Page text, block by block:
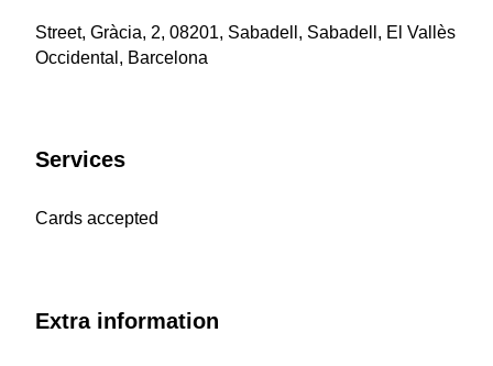
Street, Gràcia, 2, 08201, Sabadell, Sabadell, El Vallès
Occidental, Barcelona
Services
Cards accepted
Extra information